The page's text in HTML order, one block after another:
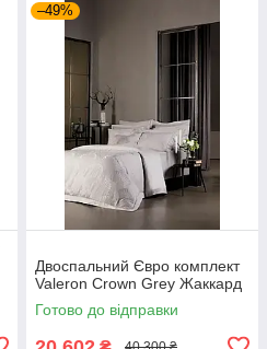
–49%
Двоспальний Євро комплект
Valeron Crown Grey Жаккард
Готово до відправки